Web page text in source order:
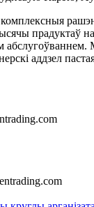
прадуктаў
аддзел